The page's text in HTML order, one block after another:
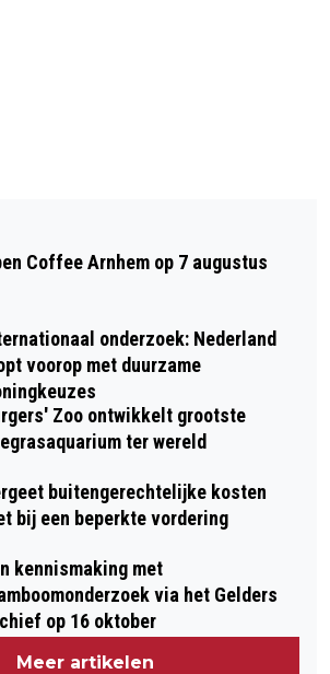
BIJ DE GROTE
IN GELDERLAND-
JONGEREN VOELT
ALS BLUE MONDAY"
Coffee Arnhem op 7 augustus
onderzoek: Nederland
voorop met duurzame
Zoo ontwikkelt grootste
ter wereld
buitengerechtelijke kosten
bij een beperkte vordering
kennismaking met
via het Gelders
op 16 oktober
Meer artikelen